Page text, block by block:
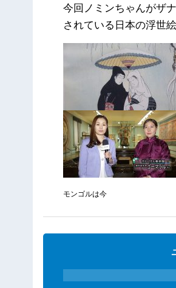
今回ノミンちゃんがザ
されている日本の浮世
モンゴルは今